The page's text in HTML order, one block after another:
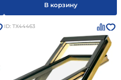
В корзину
ID: ТХ44463